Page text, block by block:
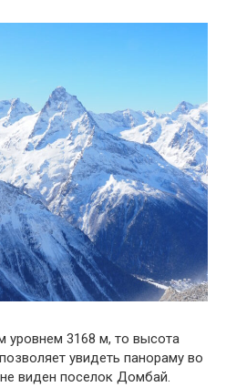
уровнем 3168 м, то высота
увидеть панораму во
виден поселок Домбай.